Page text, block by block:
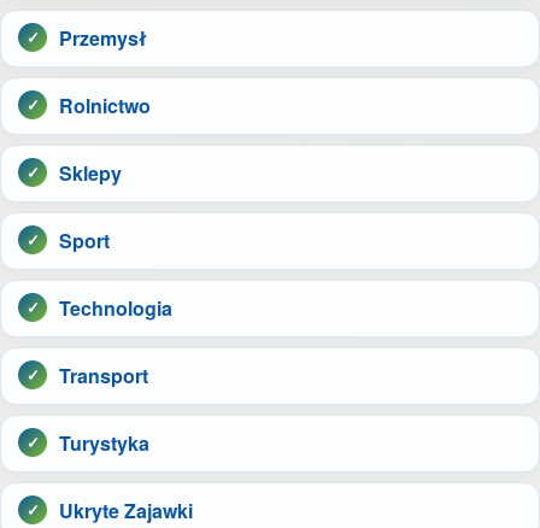
Przemysł
Rolnictwo
Sklepy
Sport
Technologia
Transport
Turystyka
Ukryte Zajawki